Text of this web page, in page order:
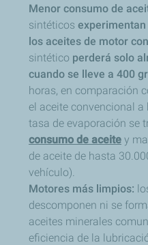
Menor consumo de
sintéticos experimentan
los aceites de motor
sintético perderá solo
cuando se lleve a 400
horas, en comparación
el aceite convencional a
tasa de evaporación se
consumo de aceite y
de aceite de hasta
vehículo).
Motores más limpios:
descomponen ni se
aceites minerales
eficiencia de la